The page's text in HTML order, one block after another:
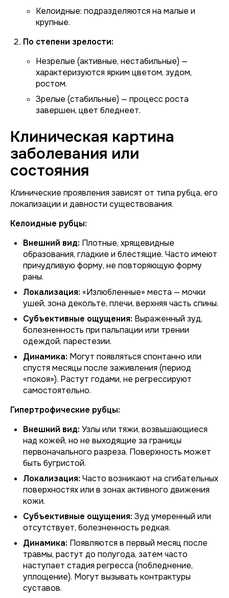
Келоидные: подразделяются на малые и
крупные.
По степени зрелости:
Незрелые (активные, нестабильные) —
характеризуются ярким цветом, зудом,
ростом.
Зрелые (стабильные) — процесс роста
завершен, цвет бледнеет.
Клиническая картина
заболевания или
состояния
Клинические проявления зависят от типа рубца, его
локализации и давности существования.
Келоидные рубцы:
Внешний вид: Плотные, хрящевидные
образования, гладкие и блестящие. Часто имеют
причудливую форму, не повторяющую форму
раны.
Локализация: «Излюбленные» места — мочки
ушей, зона декольте, плечи, верхняя часть спины.
Субъективные ощущения: Выраженный зуд,
болезненность при пальпации или трении
одеждой, парестезии.
Динамика: Могут появляться спонтанно или
спустя месяцы после заживления (период
«покоя»). Растут годами, не регрессируют
самостоятельно.
Гипертрофические рубцы:
Внешний вид: Узлы или тяжи, возвышающиеся
над кожей, но не выходящие за границы
первоначального разреза. Поверхность может
быть бугристой.
Локализация: Часто возникают на сгибательных
поверхностях или в зонах активного движения
кожи.
Субъективные ощущения: Зуд умеренный или
отсутствует, болезненность редкая.
Динамика: Появляются в первый месяц после
травмы, растут до полугода, затем часто
наступает стадия регресса (побледнение,
уплощение). Могут вызывать контрактуры
суставов.